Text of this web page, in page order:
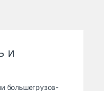
и
большегрузов-